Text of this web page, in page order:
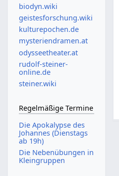
biodyn.wiki
geistesforschung.wiki
kulturepochen.de
mysteriendramen.at
odysseetheater.at
rudolf-steiner-
online.de
steiner.wiki
Regelmäßige Termine
Die Apokalypse des
Johannes (Dienstags
ab 19h)
Die Nebenübungen in
Kleingruppen